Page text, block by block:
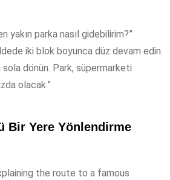
yakın parka nasıl gidebilirim?”
iki blok boyunca düz devam edin.
sola dönün. Park, süpermarketi
olacak.”
Bir Yere Yönlendirme
the route to a famous